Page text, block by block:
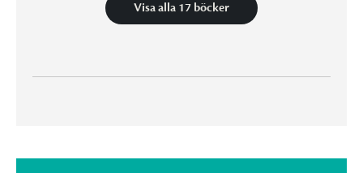
Visa alla 17 böcker